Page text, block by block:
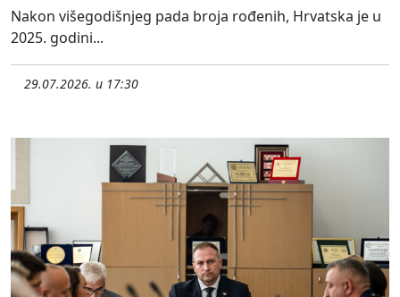
Nakon višegodišnjeg pada broja rođenih, Hrvatska je u
2025. godini...
29.07.2026. u 17:30